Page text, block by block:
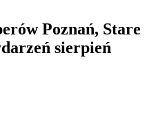
Poznań, Stare
sierpień